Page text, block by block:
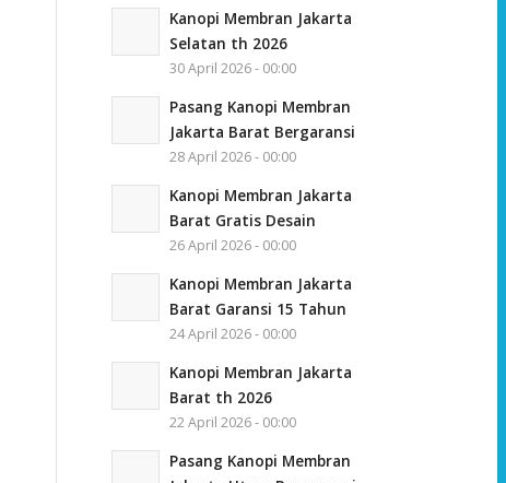
Kanopi Membran Jakarta
Selatan th 2026
30 April 2026 - 00:00
Pasang Kanopi Membran
Jakarta Barat Bergaransi
28 April 2026 - 00:00
Kanopi Membran Jakarta
Barat Gratis Desain
26 April 2026 - 00:00
Kanopi Membran Jakarta
Barat Garansi 15 Tahun
24 April 2026 - 00:00
Kanopi Membran Jakarta
Barat th 2026
22 April 2026 - 00:00
Pasang Kanopi Membran